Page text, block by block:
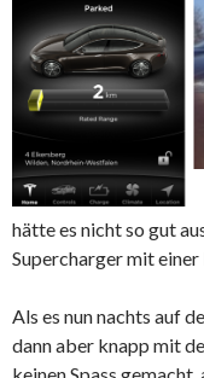
hätte es nicht so gut
Supercharger mit
Als es nun nachts auf
dann aber knapp mit